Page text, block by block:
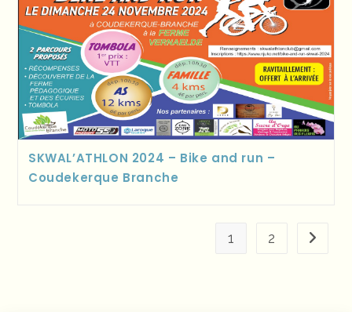
SKWAL’ATHLON 2024 – Bike and run –
Coudekerque Branche
1 2 Aller à